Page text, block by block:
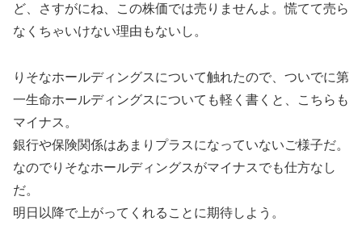
ど、さすがにね、この株価では売りませんよ。慌てて売ら
なくちゃいけない理由もないし。
りそなホールディングスについて触れたので、ついでに第
一生命ホールディングスについても軽く書くと、こちらも
マイナス。
銀行や保険関係はあまりプラスになっていないご様子だ。
なのでりそなホールディングスがマイナスでも仕方なし
だ。
明日以降で上がってくれることに期待しよう。